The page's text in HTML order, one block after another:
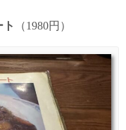
（1980円）